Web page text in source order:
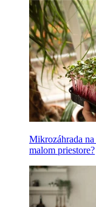
Mikrozáhrada
malom priestore?